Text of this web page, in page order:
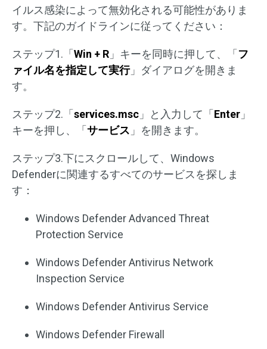
イルス感染によって無効化される可能性がありま
す。下記のガイドラインに従ってください：
ステップ1.「Win + R 」キーを同時に押して、「フ
ァイル名を指定して実行」ダイアログを開きま
す。
ステップ2.「services.msc 」と入力して「Enter 」
キーを押し、「サービス 」を開きます。
ステップ3.下にスクロールして、Windows
Defenderに関連するすべてのサービスを探しま
す：
Windows Defender Advanced Threat
Protection Service
Windows Defender Antivirus Network
Inspection Service
Windows Defender Antivirus Service
Windows Defender Firewall